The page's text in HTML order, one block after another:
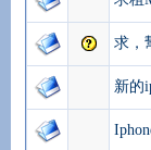
求，
新的